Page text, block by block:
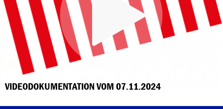
VIDEODOKUMENTATION VOM 07.11.2024